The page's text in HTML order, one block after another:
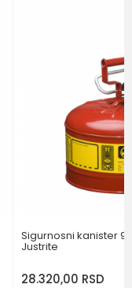
Sigurnosni kanister
Justrite
28.320,00 RSD